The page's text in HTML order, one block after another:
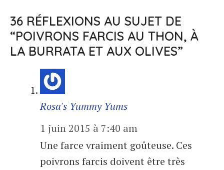
36 RÉFLEXIONS AU SUJET DE
“POIVRONS FARCIS AU THON, À
LA BURRATA ET AUX OLIVES”
Rosa's Yummy Yums
1 juin 2015 à 7:40 am
Une farce vraiment goûteuse. Ces
poivrons farcis doivent être très